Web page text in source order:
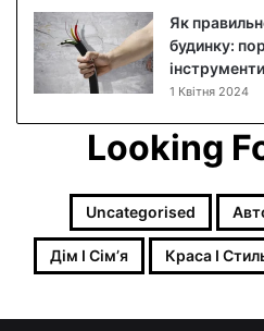
и
й
р
е
е
о
Як
будинку:
1 Квітня 2024
Looking
Uncategorised
Дім І Сімʼя Краса І